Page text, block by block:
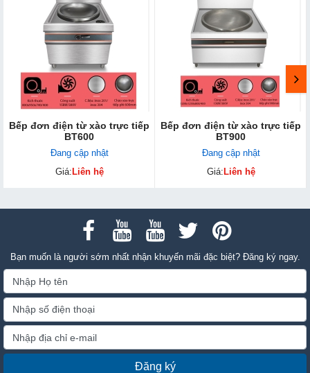
Bếp đơn điện từ xào trực tiếp
BT600
Đang cập nhật
Giá:Liên hệ
Bếp đơn điện từ xào trực tiếp
BT900
Đang cập nhật
Giá:Liên hệ
Bạn muốn là người sớm nhất nhận khuyến mãi đặc biệt? Đăng ký ngay.
Đăng ký